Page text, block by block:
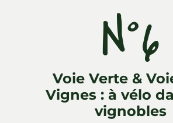
N°6
Voie Verte &
Vignes : à vélo
vignobles